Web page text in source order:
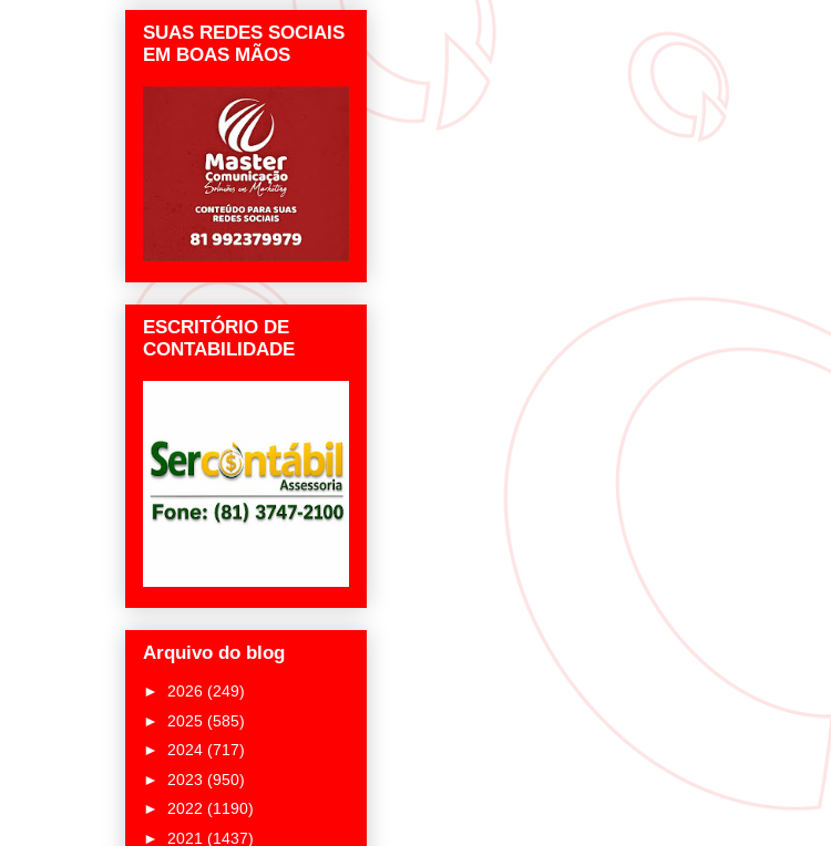
SUAS REDES SOCIAIS
EM BOAS MÃOS
ESCRITÓRIO DE
CONTABILIDADE
Arquivo do blog
► 2026 (249)
► 2025 (585)
► 2024 (717)
► 2023 (950)
► 2022 (1190)
► 2021 (1437)